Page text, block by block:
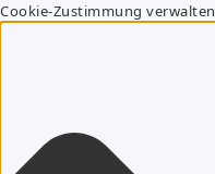
Cookie-Zustimmung verwalten